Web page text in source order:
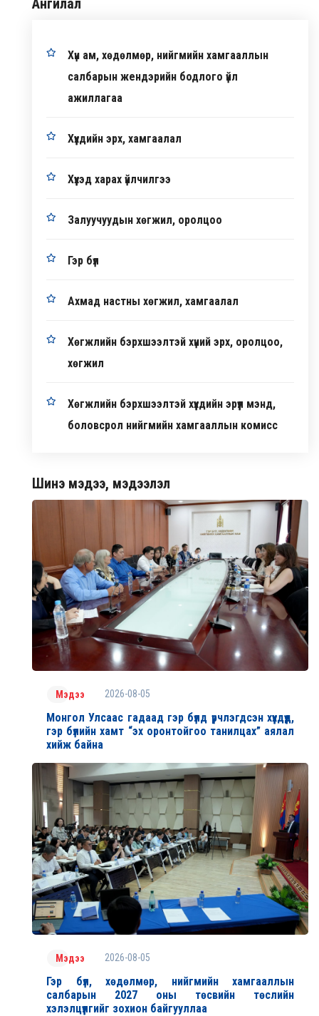
Ангилал
Хүн ам, хөдөлмөр, нийгмийн хамгааллын
салбарын жендэрийн бодлого үйл
ажиллагаа
Хүүхдийн эрх, хамгаалал
Хүүхэд харах үйлчилгээ
Залуучуудын хөгжил, оролцоо
Гэр бүл
Ахмад настны хөгжил, хамгаалал
Хөгжлийн бэрхшээлтэй хүний эрх, оролцоо,
хөгжил
Хөгжлийн бэрхшээлтэй хүүхдийн эрүүл мэнд,
боловсрол нийгмийн хамгааллын комисс
Шинэ мэдээ, мэдээлэл
Мэдээ 2026-08-05
Монгол Улсаас гадаад гэр бүлд үрчлэгдсэн хүүхдүүд,
гэр бүлийн хамт “эх оронтойгоо танилцах” аялал
хийж байна
Мэдээ 2026-08-05
Гэр бүл, хөдөлмөр, нийгмийн хамгааллын
салбарын 2027 оны төсвийн төслийн
хэлэлцүүлгийг зохион байгууллаа